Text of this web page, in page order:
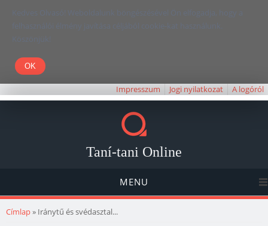
Kedves Olvasó! Weboldalunk böngészésével Ön elfogadja, hogy a
felhasználói élmény javítása céljából cookie-kat használunk.
Köszönjük!
Impresszum Jogi nyilatkozat A logóról
Taní-tani Online
MENU
Jelenlegi hely
Címlap» Iránytű és svédasztal...